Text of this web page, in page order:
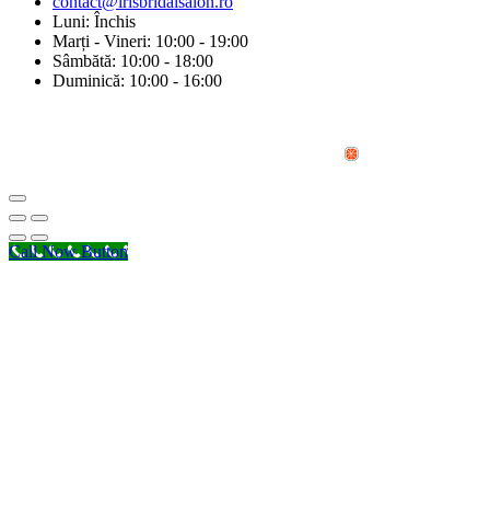
Luni: Închis
Marți - Vineri: 10:00 - 19:00
Sâmbătă: 10:00 - 18:00
Duminică: 10:00 - 16:00
Call Now Button